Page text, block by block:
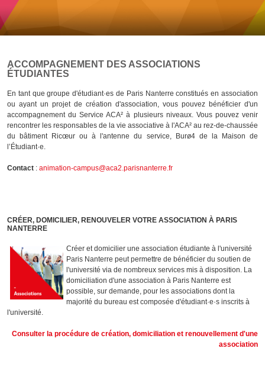
ACCOMPAGNEMENT DES ASSOCIATIONS
ÉTUDIANTES
En tant que groupe d'étudiant·es de Paris Nanterre constitués en association
ou ayant un projet de création d'association, vous pouvez bénéficier d'un
accompagnement du Service ACA² à plusieurs niveaux. Vous pouvez venir
rencontrer les responsables de la vie associative à l'ACA² au rez-de-chaussée
du bâtiment Ricœur ou à l'antenne du service, Burø4 de la Maison de
l’Étudiant·e.
Contact : animation-campus@aca2.parisnanterre.fr
CRÉER, DOMICILIER, RENOUVELER VOTRE ASSOCIATION À PARIS
NANTERRE
Créer et domicilier une association étudiante à l'université
Paris Nanterre peut permettre de bénéficier du soutien de
l'université via de nombreux services mis à disposition. La
domiciliation d'une association à Paris Nanterre est
possible, sur demande, pour les associations dont la
majorité du bureau est composée d'étudiant·e·s inscrits à
l'université.
Consulter la procédure de création, domiciliation et renouvellement d'une
association